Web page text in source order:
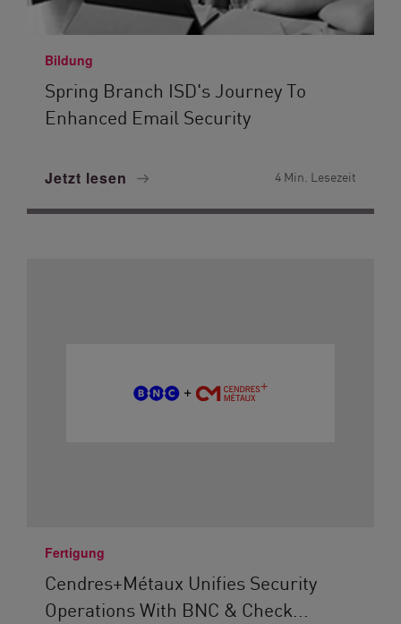
Bildung
Spring Branch ISD's Journey To
Enhanced Email Security
Jetzt lesen 4 Min. Lesezeit
Fertigung
Cendres+Métaux Unifies Security
Operations With BNC & Check...